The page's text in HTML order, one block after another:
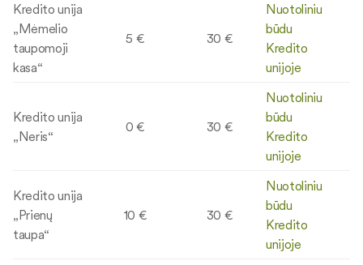
Kredito unija
„Mėmelio
taupomoji
kasa“
5 € 30 €
Nuotoliniu
būdu
Kredito
unijoje
Kredito unija
„Neris“
0 € 30 €
Nuotoliniu
būdu
Kredito
unijoje
Kredito unija
„Prienų
taupa“
10 € 30 €
Nuotoliniu
būdu
Kredito
unijoje